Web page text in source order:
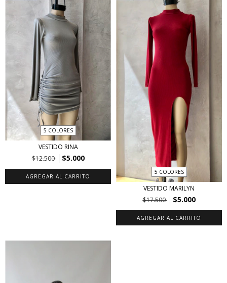
5 COLORES
VESTIDO RINA
$12.500
$5.000
AGREGAR AL CARRITO
5 COLORES
VESTIDO MARILYN
$17.500
$5.000
AGREGAR AL CARRITO